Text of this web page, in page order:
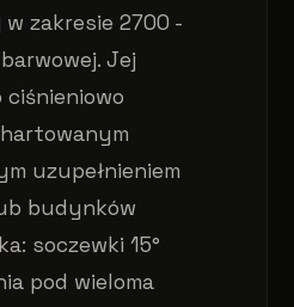
zakresie 2700 -
Jej
uzupełnieniem
budynków
soczewki 15°
pod wieloma